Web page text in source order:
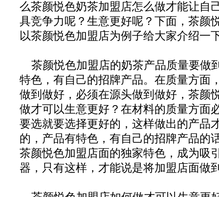
么茶颜悦色奶茶加盟店怎么做才能让自
具竞争力呢？生意更好呢？下面，茶颜
以茶颜悦色加盟店为例子给大家介绍一
茶颜悦色加盟店的奶茶产品质量要做
特色，有自己的招牌产品。在质量方面
做到做好，必须在源头做到做好，茶颜
做才可以生意更好？在材料的质量方面
要选就要选择更好的，这样做出的产品
的，产品有特色，有自己的招牌产品的
茶颜悦色加盟店面的独家特色，成为吸
器，只有这样，才能说是将加盟店面做